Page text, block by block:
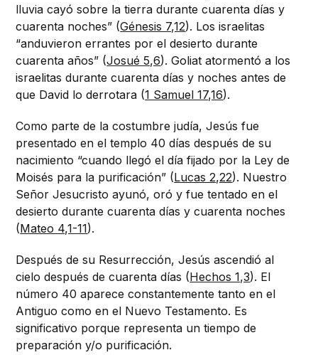
lluvia cayó sobre la tierra durante cuarenta días y
cuarenta noches” (Génesis 7,12). Los israelitas
“anduvieron errantes por el desierto durante
cuarenta años” (Josué 5,6). Goliat atormentó a los
israelitas durante cuarenta días y noches antes de
que David lo derrotara (1 Samuel 17,16).
Como parte de la costumbre judía, Jesús fue
presentado en el templo 40 días después de su
nacimiento “cuando llegó el día fijado por la Ley de
Moisés para la purificación” (Lucas 2,22). Nuestro
Señor Jesucristo ayunó, oró y fue tentado en el
desierto durante cuarenta días y cuarenta noches
(Mateo 4,1-11).
Después de su Resurrección, Jesús ascendió al
cielo después de cuarenta días (Hechos 1,3). El
número 40 aparece constantemente tanto en el
Antiguo como en el Nuevo Testamento. Es
significativo porque representa un tiempo de
preparación y/o purificación.